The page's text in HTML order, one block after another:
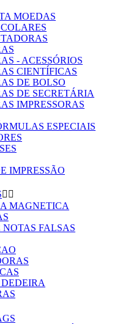
MOEDAS
- ACESSÓRIOS
CIENTÍFICAS
DE BOLSO
DE SECRETÁRIA
IMPRESSORAS
ESPECIAIS
IMPRESSÃO
 
MAGNETICA
FALSAS
DEDEIRA